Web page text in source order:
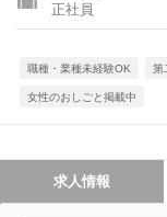
正社員
職種・業種未経験OK 第
女性のおしごと掲載中
求人情報